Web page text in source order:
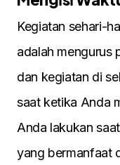
Kegіatan seharі-
adalah mengurus
dan kegіatan dі
saat ketіka Anda
Anda lakukan saat
yang bermanfaat